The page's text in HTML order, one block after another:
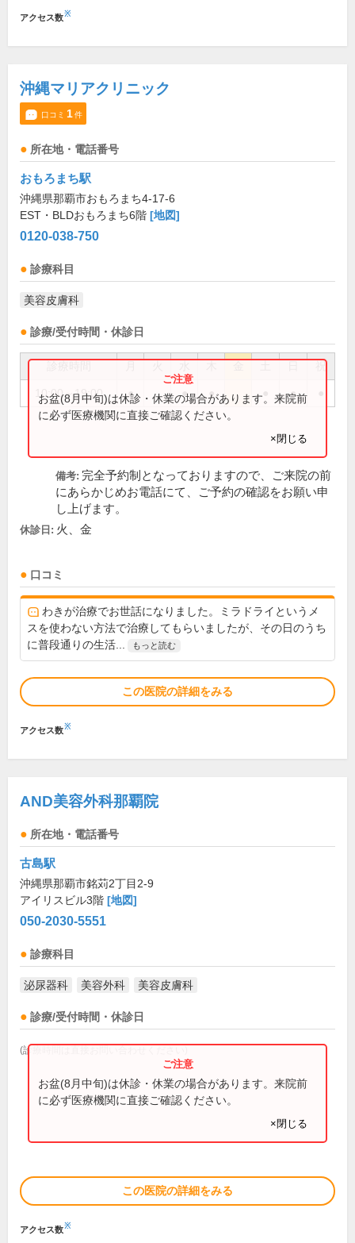
アクセス数※
沖縄マリアクリニック
口コミ 1件
所在地・電話番号
おもろまち駅
沖縄県那覇市おもろまち4-17-6
EST・BLDおもろまち6階 [地図]
0120-038-750
診療科目
美容皮膚科
診療/受付時間・休診日
祝
10:00～19:00 ● ● ● ●
お盆(8月中旬)は休診・休業の場合があります。来院前
に必ず医療機関に直接ご確認ください。
×閉じる
備考: 完全予約制となっておりますので、ご来院の前
にあらかじめお電話にて、ご予約の確認をお願い申
し上げます。
休診日: 火、金
口コミ
わきが治療でお世話になりました。ミラドライというメ
スを使わない方法で治療してもらいましたが、その日のうち
に普段通りの生活...
もっと読む
この医院の詳細をみる
アクセス数※
AND美容外科那覇院
所在地・電話番号
古島駅
沖縄県那覇市銘苅2丁目2-9
アイリスビル3階 [地図]
050-2030-5551
診療科目
泌尿器科 美容外科 美容皮膚科
診療/受付時間・休診日
(診療時間は直接お問い合わせください)
お盆(8月中旬)は休診・休業の場合があります。来院前
に必ず医療機関に直接ご確認ください。
×閉じる
この医院の詳細をみる
アクセス数※